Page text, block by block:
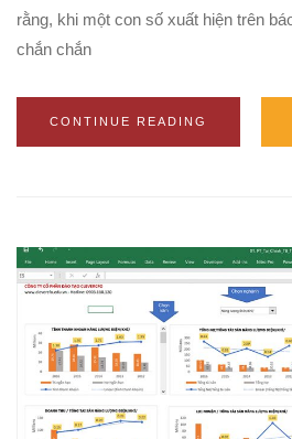
rằng, khi một con số xuất hiện trên
chắn chắn
CONTINUE READING